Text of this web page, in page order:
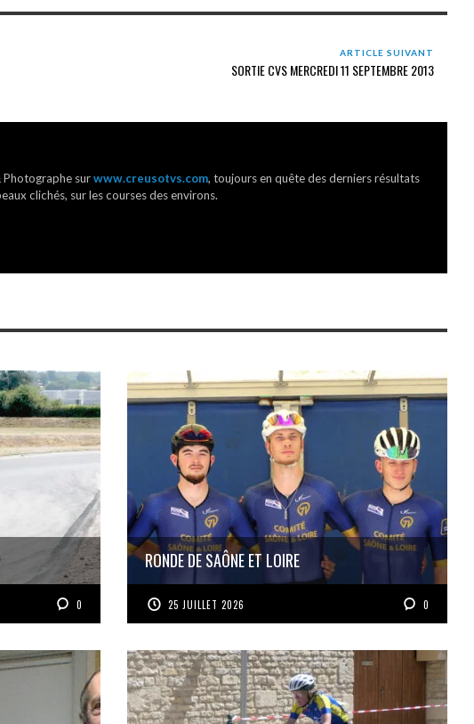
ARTICLE SUIVANT
SORTIE CVS MERCREDI 11 SEPTEMBRE 2013
Photographe surwww.creusotvs.com, toujours en quête des derniers résultats
clichés, sur les courses des environs.
0
RONDE DE SAÔNE ET LOIRE
25 JUILLET 2026 0